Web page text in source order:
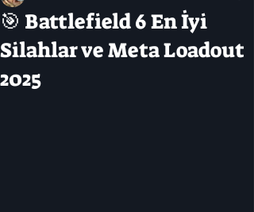
Black Desert İncelemeler
Dizi-Film Haberleri
🎯 Battlefield 6 En İyi
Silahlar ve Meta Loadout
2025